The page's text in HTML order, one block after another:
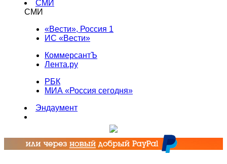
СМИ
СМИ
«Вести», Россия 1
ИС «Вести»
КоммерсантЪ
Лента.ру
РБК
МИА «Россия сегодня»
Эндаумент